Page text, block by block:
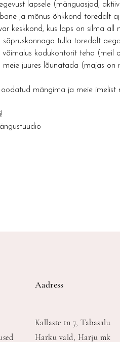
lapsele (mänguasjad,
ja mõnus õhkkond toredalt
keskkond, kus laps on silma all
sõpruskonnaga tulla toredalt
võimalus kodukontorit teha (meil
meie juures lõunatada (majas
mängima ja meie imelist
Aadress
Kallaste tn 7, Tabasalu
Harku vald, Harju mk